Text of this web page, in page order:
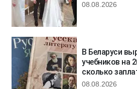
08.08.2026
В Беларуси
учебников на
сколько
08.08.2026